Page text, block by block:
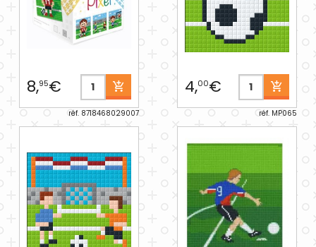
8,95€
réf. 8718468029007
4,00€
réf. MP065